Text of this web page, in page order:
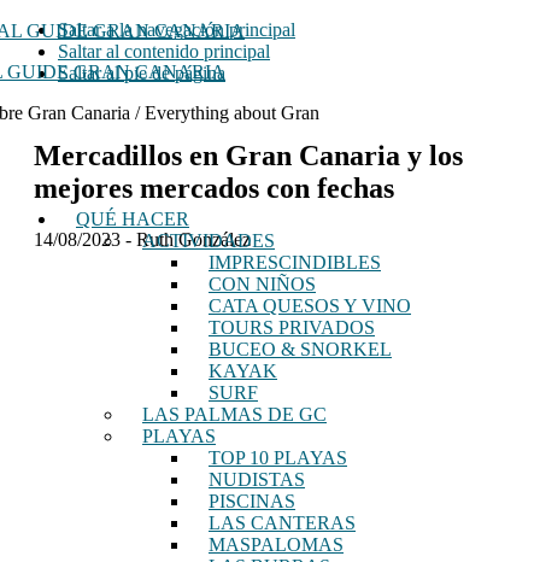
Saltar a la navegación principal
Saltar al contenido principal
Saltar al pie de página
GUIDE GRAN CANARIA
Gran Canaria / Everything about Gran
QUÉ HACER
ACTIVIDADES
IMPRESCINDIBLES
CON NIÑOS
CATA QUESOS Y VINO
TOURS PRIVADOS
BUCEO & SNORKEL
KAYAK
SURF
LAS PALMAS DE GC
PLAYAS
TOP 10 PLAYAS
NUDISTAS
PISCINAS
LAS CANTERAS
MASPALOMAS
Mercadillos en Gran Canaria y los
mejores mercados con fechas
14/08/2023 - Ruth González